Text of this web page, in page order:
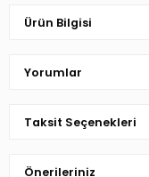
Ürün Bilgisi
Yorumlar
Taksit Seçenekleri
Önerileriniz